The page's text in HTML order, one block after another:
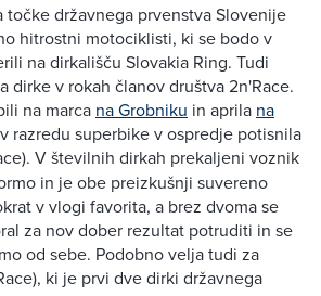
točke državnega prvenstva Slovenije
hitrostni motociklisti, ki se bodo v
na dirkališču Slovakia Ring. Tudi
dirke v rokah članov društva 2n'Race.
na marca na Grobniku in aprila na
razredu superbike v ospredje potisnila
V številnih dirkah prekaljeni voznik
in je obe preizkušnji suvereno
v vlogi favorita, a brez dvoma se
za nov dober rezultat potruditi in se
od sebe. Podobno velja tudi za
ki je prvi dve dirki državnega